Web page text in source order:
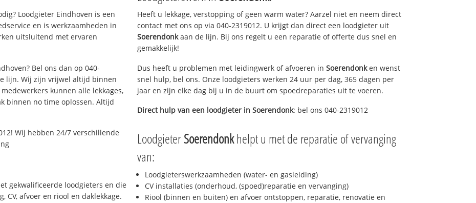
Loodgieter Eindhoven is een
en is werkzaamheden in
uitsluitend met ervaren
Bel ons dan op 040-
lijn. Wij zijn vrijwel altijd binnen
kunnen alle lekkages,
binnen no time oplossen. Altijd
Wij hebben 24/7 verschillende
gekwalificeerde loodgieters en die
afvoer en riool en daklekkage.
Heeft u lekkage, verstopping of geen warm water? Aarzel niet en neem direct
contact met ons op via 040-2319012. U krijgt dan direct een loodgieter uit
Soerendonkaan de lijn. Bij ons regelt u een reparatie of offerte dus snel en
gemakkelijk!
Dus heeft u problemen met leidingwerk of afvoeren in Soerendonken wenst
snel hulp, bel ons. Onze loodgieters werken 24 uur per dag, 365 dagen per
jaar en zijn elke dag bij u in de buurt om spoedreparaties uit te voeren.
Direct hulp van een loodgieter in Soerendonk: bel ons 040-2319012
LoodgieterSoerendonkhelpt u met de reparatie of vervanging
van:
Loodgieterswerkzaamheden (water- en gasleiding)
CV installaties (onderhoud, (spoed)reparatie en vervanging)
Riool (binnen en buiten) en afvoer ontstoppen, reparatie, renovatie en